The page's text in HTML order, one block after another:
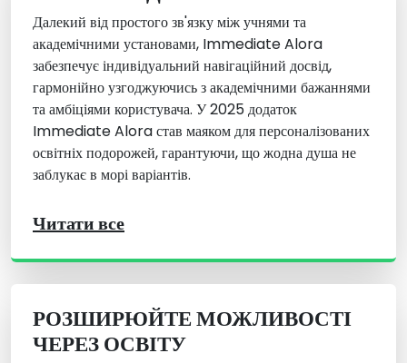
Далекий від простого зв'язку між учнями та
академічними установами, Immediate Alora
забезпечує індивідуальний навігаційний досвід,
гармонійно узгоджуючись з академічними бажаннями
та амбіціями користувача. У 2025 додаток
Immediate Alora став маяком для персоналізованих
освітніх подорожей, гарантуючи, що жодна душа не
заблукає в морі варіантів.
Читати все
РОЗШИРЮЙТЕ МОЖЛИВОСТІ
ЧЕРЕЗ ОСВІТУ